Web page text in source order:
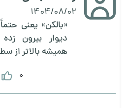
1404/08/02
«بالکن» یعنی
دیوار بیرون
همیشه بالاتر از
0